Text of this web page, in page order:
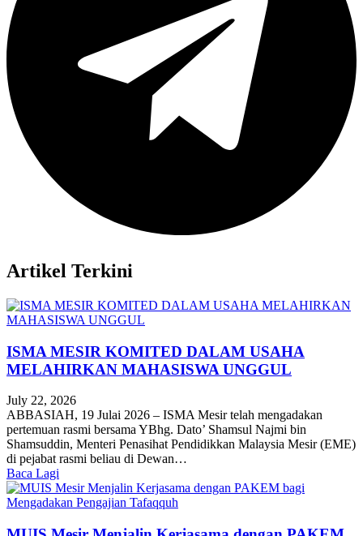
Artikel Terkini
ISMA MESIR KOMITED DALAM USAHA
MELAHIRKAN MAHASISWA UNGGUL
July 22, 2026
ABBASIAH, 19 Julai 2026 – ISMA Mesir telah mengadakan
pertemuan rasmi bersama YBhg. Dato’ Shamsul Najmi bin
Shamsuddin, Menteri Penasihat Pendidikkan Malaysia Mesir (EME)
di pejabat rasmi beliau di Dewan…
Baca Lagi